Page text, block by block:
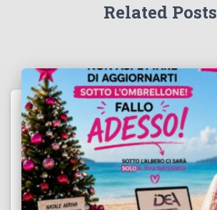
Related Posts